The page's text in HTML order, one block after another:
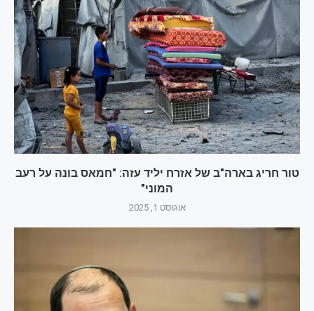
טור חריג בארה"ב של אזרח יליד עזה: "חמאס בונה על רעב
המוני"
אוגוסט 1, 2025